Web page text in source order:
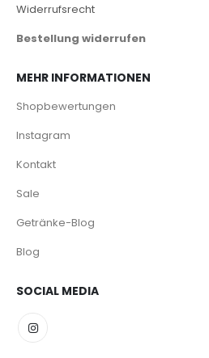
Widerrufsrecht
Bestellung widerrufen
MEHR INFORMATIONEN
Shopbewertungen
Instagram
Kontakt
Sale
Getränke-Blog
Blog
SOCIAL MEDIA